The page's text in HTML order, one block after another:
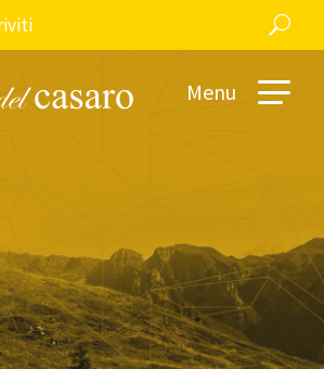
Menu